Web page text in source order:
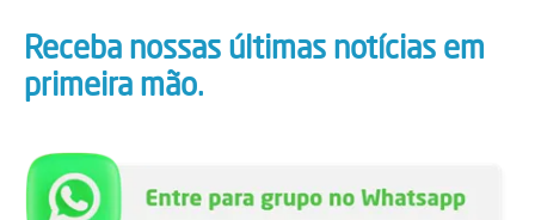
Receba nossas últimas notícias em
primeira mão.